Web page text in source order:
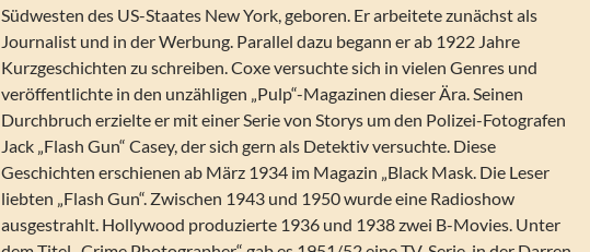
Südwesten des US-Staates New York, geboren. Er arbeitete zunächst als
Journalist und in der Werbung. Parallel dazu begann er ab 1922 Jahre
Kurzgeschichten zu schreiben. Coxe versuchte sich in vielen Genres und
veröffentlichte in den unzähligen „Pulp“-Magazinen dieser Ära. Seinen
Durchbruch erzielte er mit einer Serie von Storys um den Polizei-Fotografen
Jack „Flash Gun“ Casey, der sich gern als Detektiv versuchte. Diese
Geschichten erschienen ab März 1934 im Magazin „Black Mask. Die Leser
liebten „Flash Gun“. Zwischen 1943 und 1950 wurde eine Radioshow
ausgestrahlt. Hollywood produzierte 1936 und 1938 zwei B-Movies. Unter